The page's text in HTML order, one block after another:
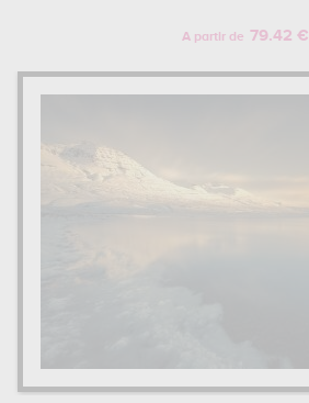
A partir de 79.42 €